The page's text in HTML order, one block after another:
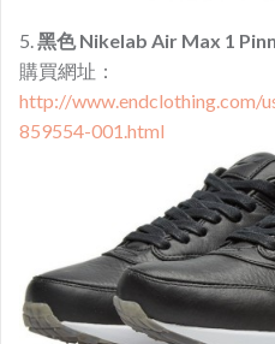
5.黑色 Nikelab Air Max 1
購買網址：
http://www.endclothing.com/
859554-001.html